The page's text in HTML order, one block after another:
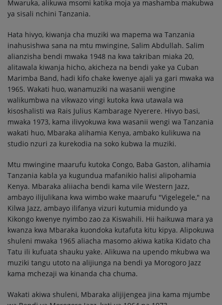
Mwaruka, alikuwa msomi katika moja ya mashamba makubwa
ya sisali nchini Tanzania.
Hata hivyo, kiwanja cha muziki wa mapema wa Tanzania
inahusishwa sana na mtu mwingine, Salim Abdullah. Salim
alianzisha bendi mwaka 1948 na kwa takriban miaka 20,
alitawala kiwanja hicho, akicheza na bendi yake ya Cuban
Marimba Band, hadi kifo chake kwenye ajali ya gari mwaka wa
1965. Wakati huo, wanamuziki na wasanii wengine
walikumbwa na vikwazo vingi kutoka kwa utawala wa
kisoshalisti wa Rais Julius Kambarage Nyerere. Hivyo basi,
mwaka 1973, kama ilivyokuwa kwa wasanii wengi wa Tanzania
wakati huo, Mbaraka alihamia Kenya, ambako kulikuwa na
studio nzuri za kurekodia na soko kubwa la muziki.
Mtu mwingine maarufu kutoka Congo, Baba Gaston, alihamia
Tanzania kabla ya kugundua mafanikio halisi alipohamia
Kenya. Mbaraka aliiacha bendi kama vile Western Jazz,
ambayo ilijulikana kwa wimbo wake maarufu "Vigelegele," na
Kilwa Jazz, ambayo ilifanya vizuri kutumia midundo ya
Kikongo kwenye nyimbo zao za Kiswahili. Hii haikuwa mara ya
kwanza kwa Mbaraka kuondoka kutafuta kitu kipya. Alipokuwa
shuleni mwaka 1965 aliacha masomo akiwa katika Kidato cha
Tatu ili kufuata shauku yake. Alikuwa na upendo mkubwa wa
muziki tangu utoto na alijiunga na bendi ya Morogoro Jazz
kama mchezaji wa kinanda cha chuma.
Wakati akiwa shuleni, Mbaraka alijijengea jina kama mjumbe